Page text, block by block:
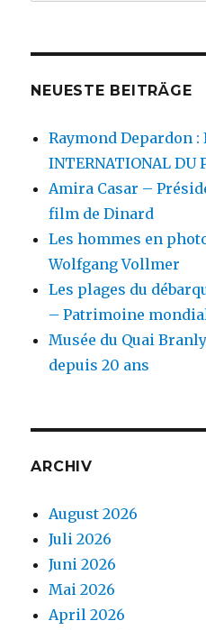
NEUESTE BEITRÄGE
Raymond Depardon :
INTERNATIONAL DU
Amira Casar –
film de Dinard
Les hommes en
Wolfgang Vollmer
Les plages du
– Patrimoine mondial
Musée du Quai
depuis 20 ans
ARCHIV
August 2026
Juli 2026
Juni 2026
Mai 2026
April 2026